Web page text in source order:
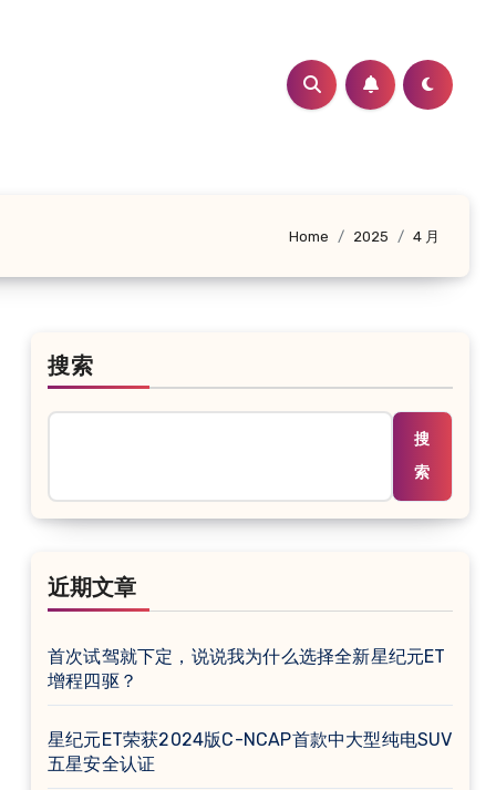
Home 2025 4 月
搜索
搜
索
近期文章
首次试驾就下定，说说我为什么选择全新星纪元ET
增程四驱？
星纪元ET荣获2024版C-NCAP首款中大型纯电SUV
五星安全认证